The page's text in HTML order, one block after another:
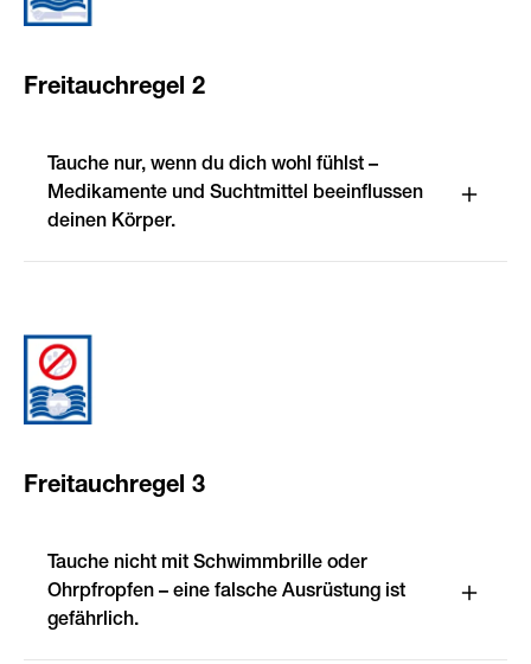
Freitauchregel 2
Tauche nur, wenn du dich wohl fühlst –
Medikamente und Suchtmittel beeinflussen
deinen Körper.
Freitauchregel 3
Tauche nicht mit Schwimmbrille oder
Ohrpfropfen – eine falsche Ausrüstung ist
gefährlich.